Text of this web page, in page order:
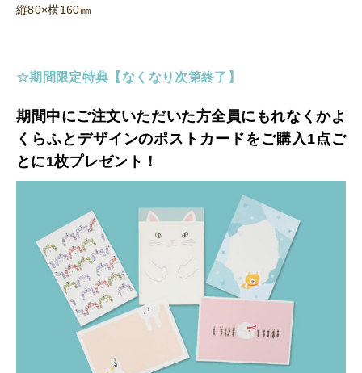
縦80×横160㎜
☆期間限定特典【なくなり次第終了 】
期間中にご注文いただいた方全員にもれなくかよ
くらふとデザインのポストカードをご購入1点ご
とに1枚プレゼント！